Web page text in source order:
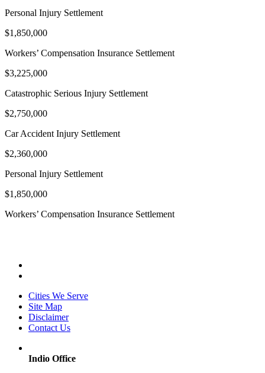
Personal Injury Settlement
$1,850,000
Workers’ Compensation Insurance Settlement
$3,225,000
Catastrophic Serious Injury Settlement
$2,750,000
Car Accident Injury Settlement
$2,360,000
Personal Injury Settlement
$1,850,000
Workers’ Compensation Insurance Settlement
Cities We Serve
Site Map
Disclaimer
Contact Us
Indio Office